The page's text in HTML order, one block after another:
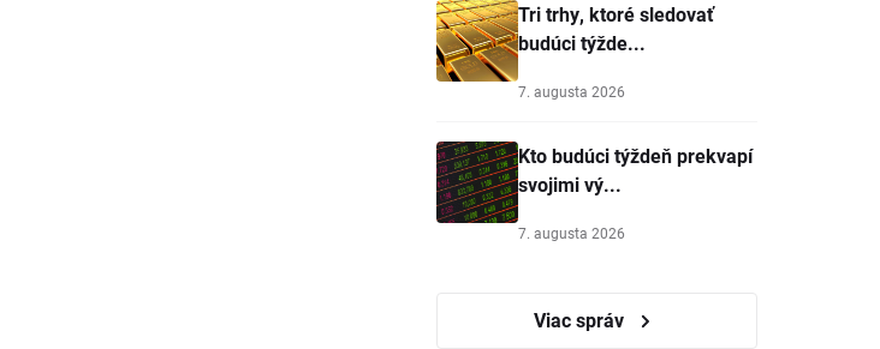
Tri trhy, ktoré sledovať
budúci týžde...
7. augusta 2026
Kto budúci týždeň prekvapí
svojimi vý...
7. augusta 2026
Viac správ